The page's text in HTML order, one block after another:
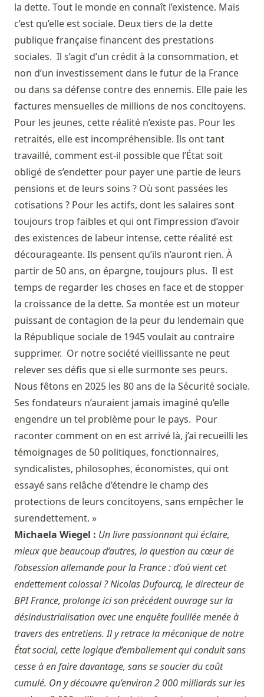
la dette. Tout le monde en connaît l’existence. Mais
c’est qu’elle est sociale. Deux tiers de la dette
publique française financent des prestations
sociales. Il s’agit d’un crédit à la consommation, et
non d’un investissement dans le futur de la France
ou dans sa défense contre des ennemis. Elle paie les
factures mensuelles de millions de nos concitoyens.
Pour les jeunes, cette réalité n’existe pas. Pour les
retraités, elle est incompréhensible. Ils ont tant
travaillé, comment est-il possible que l’État soit
obligé de s’endetter pour payer une partie de leurs
pensions et de leurs soins ? Où sont passées les
cotisations ? Pour les actifs, dont les salaires sont
toujours trop faibles et qui ont l’impression d’avoir
des existences de labeur intense, cette réalité est
décourageante. Ils pensent qu’ils n’auront rien. À
partir de 50 ans, on épargne, toujours plus. Il est
temps de regarder les choses en face et de stopper
la croissance de la dette. Sa montée est un moteur
puissant de contagion de la peur du lendemain que
la République sociale de 1945 voulait au contraire
supprimer. Or notre société vieillissante ne peut
relever ses défis que si elle surmonte ses peurs.
Nous fêtons en 2025 les 80 ans de la Sécurité sociale.
Ses fondateurs n’auraient jamais imaginé qu’elle
engendre un tel problème pour le pays. Pour
raconter comment on en est arrivé là, j’ai recueilli les
témoignages de 50 politiques, fonctionnaires,
syndicalistes, philosophes, économistes, qui ont
essayé sans relâche d’étendre le champ des
protections de leurs concitoyens, sans empêcher le
surendettement. »
Michaela Wiegel : Un livre passionnant qui éclaire,
mieux que beaucoup d’autres, la question au cœur de
l’obsession allemande pour la France : d’où vient cet
endettement colossal ? Nicolas Dufourcq, le directeur de
BPI France, prolonge ici son précédent ouvrage sur la
désindustrialisation avec une enquête fouillée menée à
travers des entretiens. Il y retrace la mécanique de notre
État social, cette logique d’emballement qui conduit sans
cesse à en faire davantage, sans se soucier du coût
cumulé. On y découvre qu’environ 2 000 milliards sur les